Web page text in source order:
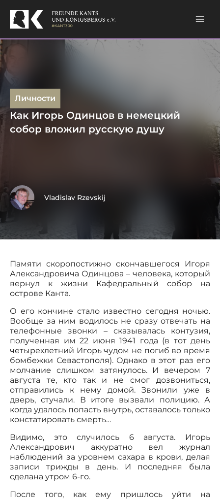
content
Личности
Как Игорь Одинцов в немецкий
собор вложил русскую душу
Vladislav Rzevskij
Памяти скоропостижно скончавшегося Игоря
Александровича Одинцова – человека, который
вернул к жизни Кафедральный собор на
острове Канта.
О его кончине стало известно сегодня ночью.
Вообще за ним водилось не сразу отвечать на
телефонные звонки – сказывалась контузия,
полученная им 22 июня 1941 года (в тот день
четырехлетний Игорь чудом не погиб во время
бомбежки Севастополя). Однако в этот раз его
молчание слишком затянулось. И вечером 7
августа те, кто так и не смог дозвониться,
отправились к нему домой. Звонили уже в
дверь, стучали. В итоге вызвали полицию. А
когда удалось попасть внутрь, оставалось только
констатировать смерть…
Видимо, это случилось 6 августа. Игорь
Александрович аккуратно вел журнал
наблюдений за уровнем сахара в крови, делая
записи трижды в день. И последняя была
сделана утром 6-го.
После того, как ему пришлось уйти на